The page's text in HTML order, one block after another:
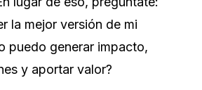
la mejor versión de mi
puedo generar impacto,
y aportar valor?